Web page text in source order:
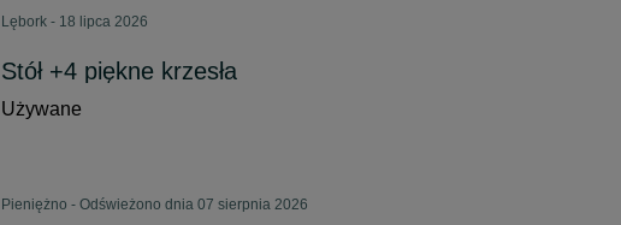
Lębork - 18 lipca 2026
Stół +4 piękne krzesła
Używane
Pieniężno - Odświeżono dnia 07 sierpnia 2026